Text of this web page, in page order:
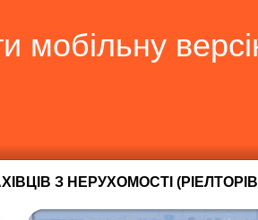
мобільну
З НЕРУХОМОСТІ